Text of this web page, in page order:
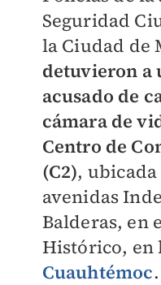
Seguridad
la Ciudad de
detuvieron a
acusado de
cámara de
Centro de
(C2),
avenidas
Balderas, en
Histórico, en
Cuauhtémoc.